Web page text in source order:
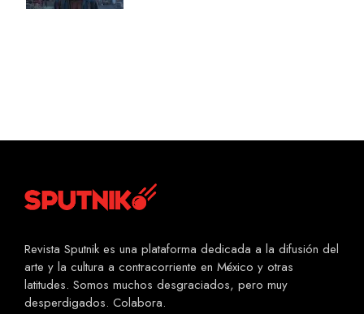
Revista Sputnik es una plataforma dedicada a la difusión del
arte y la cultura a contracorriente en México y otras
latitudes. Somos muchos desgraciados, pero muy
desperdigados. Colabora.